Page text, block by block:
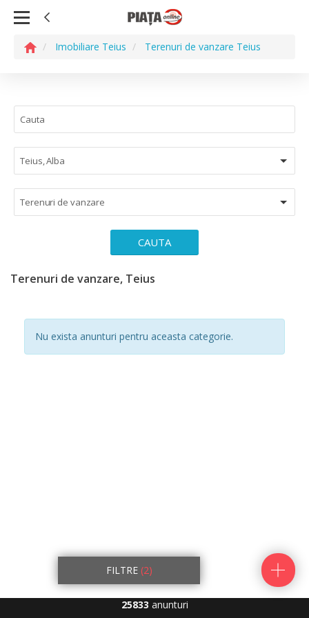
Imobiliare Teius Terenuri de vanzare Teius
Teius, Alba
Terenuri de vanzare
CAUTA
Terenuri de vanzare, Teius
Nu exista anunturi pentru aceasta categorie.
FILTRE (2)
25833 anunturi